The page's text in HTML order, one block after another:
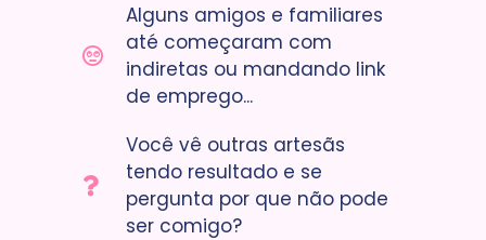
Alguns amigos e familiares
até começaram com
indiretas ou mandando link
de emprego...
Você vê outras artesãs
tendo resultado e se
pergunta por que não pode
ser comigo?